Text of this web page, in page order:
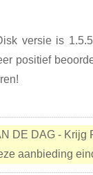
versie is
positief
DE DAG - Krijg
aanbieding